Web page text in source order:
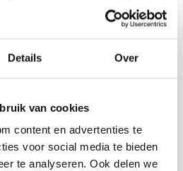
Details Over
van cookies
content en advertenties te
voor social media te bieden
te analyseren. Ook delen we
de triptiek en zijn
ook ‘aanwezig in zijn’
van de kasteelresten
verleden zich weer
Het verhaal van
duidelijker dan ooit
van het dorp gingen